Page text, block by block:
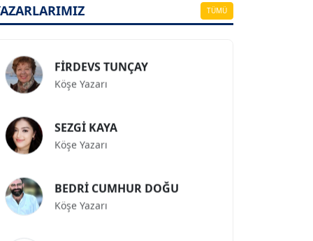
TÜMÜ
Köşe Yazarı
Köşe Yazarı
Köşe Yazarı
Köşe Yazarı